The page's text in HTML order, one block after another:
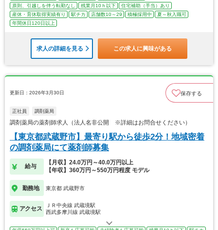
原則、引越しを伴う転勤なし
残業月10ｈ以下
住宅補助（手当）あり
産休・育休取得実績有り
駅チカ 店舗数10～29 積極採用中
夏～秋入職可
年間休日120日以上
求人の詳細を見る この求人に興味がある
更新日：2026年3月30日 保存する
正社員 調剤薬局
調剤薬局の薬剤師求人（法人名非公開 ※詳細はお問合せください）
【東京都武蔵野市】最寄り駅から徒歩2分！地域密着
の調剤薬局にて薬剤師募集
給与
【月収】24.0万円～40.0万円以上
【年収】360万円～550万円程度 モデル
勤務地 東京都 武蔵野市
アクセス
ＪＲ中央線 武蔵境駅
西武多摩川線 武蔵境駅